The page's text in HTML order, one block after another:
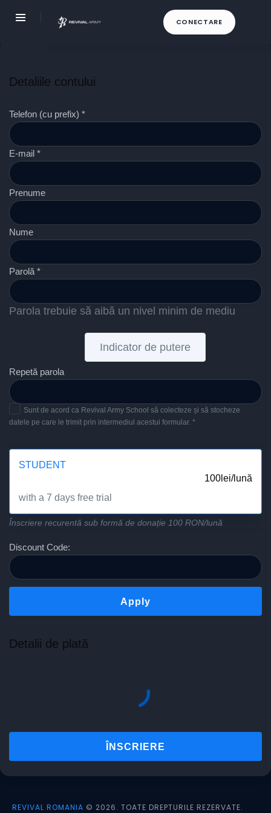
CONECTARE
Detaliile contului
Telefon (cu prefix) *
E-mail *
Prenume
Nume
Parolă *
Parola trebuie să aibă un nivel minim de mediu
Indicator de putere
Repetă parola
Sunt de acord ca Revival Army School să colecteze și să stocheze
datele pe care le trimit prin intermediul acestui formular. *
STUDENT
100 lei/lună
with a 7 days free trial
Înscriere recurentă sub formă de donație 100 RON/lună
Discount Code:
Detalii de plată
REVIVAL ROMANIA © 2026. TOATE DREPTURILE REZERVATE.